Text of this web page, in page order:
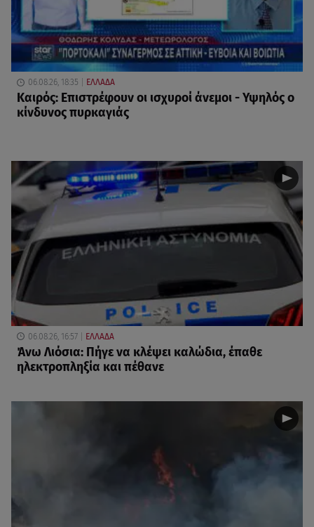
06.08.26, 18:35 ΕΛΛΑΔΑ
Καιρός: Επιστρέφουν οι ισχυροί άνεμοι - Υψηλός ο
κίνδυνος πυρκαγιάς
06.08.26, 16:57 ΕΛΛΑΔΑ
Άνω Λιόσια: Πήγε να κλέψει καλώδια, έπαθε
ηλεκτροπληξία και πέθανε